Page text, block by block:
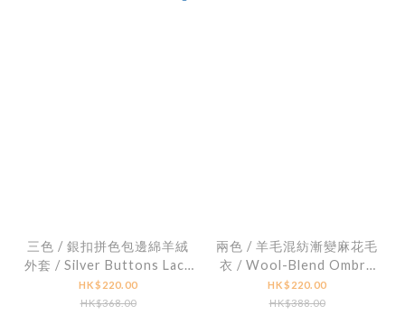
三色 / 銀扣拼色包邊綿羊絨
外套 / Silver Buttons Lace
Trim Cashmere Cardigan
HK$220.00
HK$368.00
兩色 / 羊毛混紡漸變麻花毛
衣 / Wool-Blend Ombre
Cable-Knit Sweater
HK$220.00
HK$388.00